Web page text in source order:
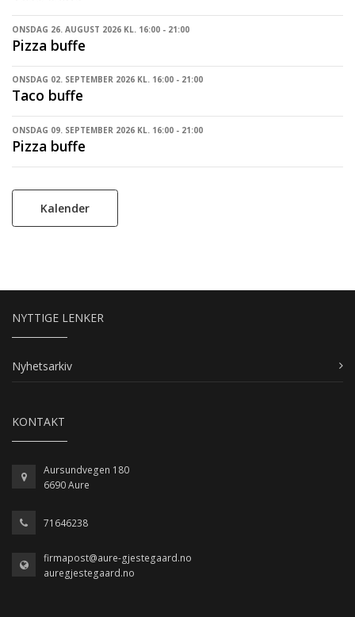
ONSDAG 26. AUGUST 2026 KL. 16:00 - 21:00
Pizza buffe
ONSDAG 02. SEPTEMBER 2026 KL. 16:00 - 21:00
Taco buffe
ONSDAG 09. SEPTEMBER 2026 KL. 16:00 - 21:00
Pizza buffe
Kalender
NYTTIGE LENKER
Nyhetsarkiv
KONTAKT
Aursundvegen 180
6690 Aure
71646238
firmapost@aure-gjestegaard.no
auregjestegaard.no